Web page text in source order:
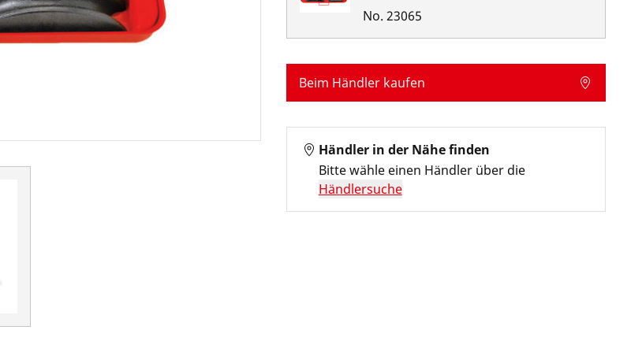
No. 23065
Beim Händler kaufen
Händler in der Nähe finden
Bitte wähle einen Händler über die
Händlersuche